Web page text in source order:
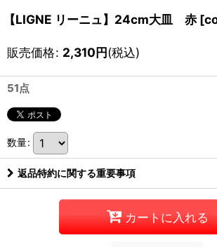
【LIGNE リーニュ】24cm大皿 赤 [
販売価格: 2,310円(税込)
51点
数量:
返品特約に関する重要事項
カートに入れる